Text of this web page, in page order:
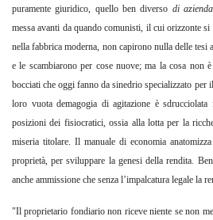
puramente giuridico, quello ben diverso di azienda
messa avanti da quando comunisti, il cui orizzonte
nella fabbrica moderna, non capirono nulla delle tesi
e le scambiarono per cose nuove; ma la cosa non
bocciati che oggi fanno da sinedrio specializzato
loro vuota demagogia di agitazione è
posizioni dei fisiocratici, ossia alla lotta per la
miseria titolare. Il manuale di economia
proprietà, per sviluppare la genesi della rendita.
anche ammissione che senza l’impalcatura legale la
"Il proprietario fondiario non riceve niente se non